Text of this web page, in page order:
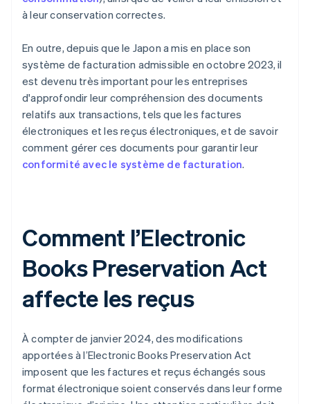
à leur conservation correctes.
En outre, depuis que le Japon a mis en place son
système de facturation admissible en octobre 2023, il
est devenu très important pour les entreprises
d'approfondir leur compréhension des documents
relatifs aux transactions, tels que les factures
électroniques et les reçus électroniques, et de savoir
comment gérer ces documents pour garantir leur
conformité avec le système de facturation.
Comment l’Electronic
Books Preservation Act
affecte les reçus
À compter de janvier 2024, des modifications
apportées à l’Electronic Books Preservation Act
imposent que les factures et reçus échangés sous
format électronique soient conservés dans leur forme